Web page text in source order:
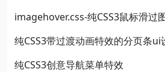
imagehover.css-纯CSS3鼠标滑过
纯CSS3带过渡动画特效的分页条ui
纯CSS3创意导航菜单特效